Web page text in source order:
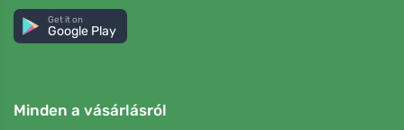
Get it on
Google Play
Minden a vásárlásról